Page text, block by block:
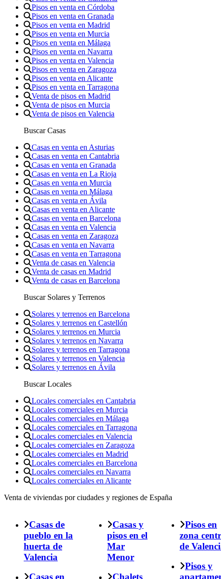
Pisos en venta en Córdoba
Pisos en venta en Granada
Pisos en venta en Madrid
Pisos en venta en Murcia
Pisos en venta en Málaga
Pisos en venta en Navarra
Pisos en venta en Valencia
Pisos en venta en Zaragoza
Pisos en venta en Alicante
Pisos en venta en Tarragona
Venta de pisos en Madrid
Venta de pisos en Murcia
Venta de pisos en Valencia
Buscar Casas
Casas en venta en Asturias
Casas en venta en Cantabria
Casas en venta en Granada
Casas en venta en La Rioja
Casas en venta en Murcia
Casas en venta en Málaga
Casas en venta en Ávila
Casas en venta en Alicante
Casas en venta en Barcelona
Casas en venta en Valencia
Casas en venta en Zaragoza
Casas en venta en Navarra
Casas en venta en Tarragona
Venta de casas en Valencia
Venta de casas en Madrid
Venta de casas en Barcelona
Buscar Solares y Terrenos
Solares y terrenos en Barcelona
Solares y terrenos en Castellón
Solares y terrenos en Murcia
Solares y terrenos en Navarra
Solares y terrenos en Tarragona
Solares y terrenos en Valencia
Solares y terrenos en Ávila
Buscar Locales
Locales comerciales en Cantabria
Locales comerciales en Murcia
Locales comerciales en Málaga
Locales comerciales en Tarragona
Locales comerciales en Valencia
Locales comerciales en Zaragoza
Locales comerciales en Madrid
Locales comerciales en Barcelona
Locales comerciales en Navarra
Locales comerciales en Alicante
Venta de viviendas por ciudades y regiones de España
Casas de
pueblo en la
huerta de
Valencia
Casas en
Casas y
pisos en el
Mar
Menor
Chalets
Pisos en
zona
de
Pisos y